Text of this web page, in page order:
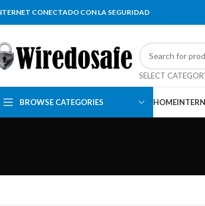
CONECTADO CON LA SEGURIDAD
SELECT
BROWSE CATEGORIES HOME